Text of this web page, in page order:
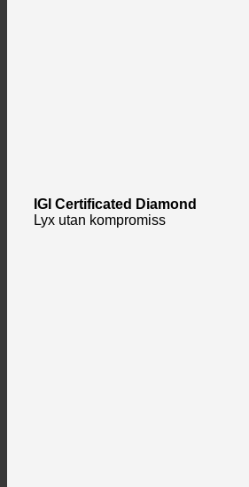
IGI Certificated Diamond
Lyx utan kompromiss